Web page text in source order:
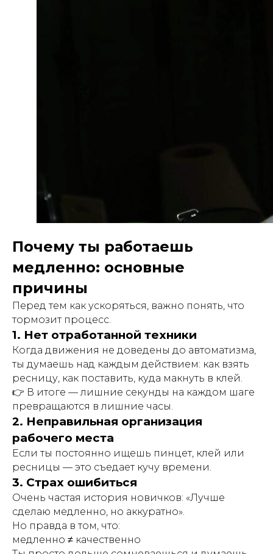
Почему ты работаешь
медленно: основные
причины
Перед тем как ускоряться, важно понять, что
тормозит процесс.
1. Нет отработанной техники
Когда движения не доведены до автоматизма,
ты думаешь над каждым действием: как взять
ресницу, как поставить, куда макнуть в клей.
👉 В итоге — лишние секунды на каждом шаге
превращаются в лишние часы.
2. Неправильная организация
рабочего места
Если ты постоянно ищешь пинцет, клей или
ресницы — это съедает кучу времени.
3. Страх ошибиться
Очень частая история новичков: «Лучше
сделаю медленно, но аккуратно».
Но правда в том, что:
медленно ≠ качественно